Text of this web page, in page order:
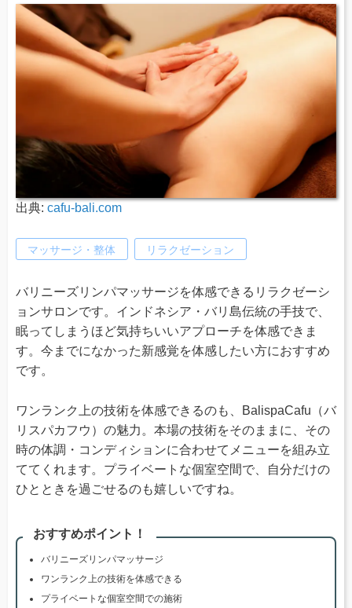
出典: cafu-bali.com
マッサージ・整体 リラクゼーション
バリニーズリンパマッサージを体感できるリラクゼーシ
ョンサロンです。インドネシア・バリ島伝統の手技で、
眠ってしまうほど気持ちいいアプローチを体感できま
す。今までになかった新感覚を体感したい方におすすめ
です。
ワンランク上の技術を体感できるのも、BalispaCafu（バ
リスパカフウ）の魅力。本場の技術をそのままに、その
時の体調・コンディションに合わせてメニューを組み立
ててくれます。プライベートな個室空間で、自分だけの
ひとときを過ごせるのも嬉しいですね。
おすすめポイント！
バリニーズリンパマッサージ
ワンランク上の技術を体感できる
プライベートな個室空間での施術